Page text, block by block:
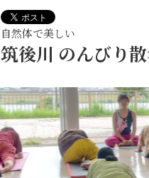
自然体で美しい
筑後川 のんびり